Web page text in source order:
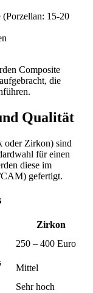
(Porzellan: 15-20
Composite
die
Qualität
oder Zirkon) sind
für einen
diese im
gefertigt.
Zirkon
250 – 400 Euro
Mittel
Sehr hoch